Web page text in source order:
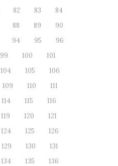
82 83
84
88 89
90
94 95
96
99 100
101
104 105
106
109 110
111
114 115
116
119 120
121
124 125
126
129 130
131
134 135
136